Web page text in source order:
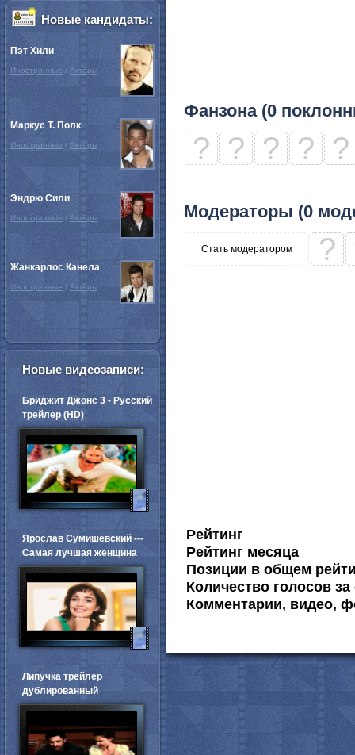
Фанзона (0
? ? ? ? ?
Модераторы (0
Стать модератором ?
Рейтинг
Рейтинг месяца
Позиции в общем
Количество голосов за
Комментарии, видео,
Новые кандидаты:
Пэт Хили
Иностранные / Актёры
Маркус Т. Полк
Иностранные / Актёры
Эндрю Сили
Иностранные / Актёры
Жанкарлос Канела
Иностранные / Актёры
Новые видеозаписи:
Бриджит Джонс 3 - Русский
трейлер (HD)
Ярослав Сумишевский ---
Самая лучшая женщина
Липучка трейлер
дублированный